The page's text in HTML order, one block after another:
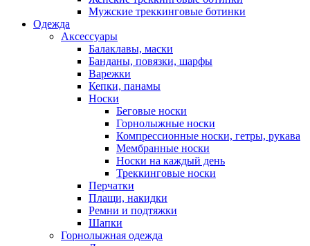
Мужские треккинговые ботинки
Одежда
Аксессуары
Балаклавы, маски
Банданы, повязки, шарфы
Варежки
Кепки, панамы
Носки
Беговые носки
Горнолыжные носки
Компрессионные носки, гетры, рукава
Мембранные носки
Носки на каждый день
Треккинговые носки
Перчатки
Плащи, накидки
Ремни и подтяжки
Шапки
Горнолыжная одежда